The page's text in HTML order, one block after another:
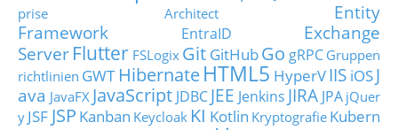
prise Architect
Entity
Framework
EntraID
Exchange
Server Flutter FSLogix Git GitHubGo gRPC Gruppen
richtlinien GWT HibernateHTML5 HyperVIIS iOSJ
ava JavaFX JavaScript JDBC JEE Jenkins JIRA JPA jQuer
y JSF JSP Kanban Keycloak KI Kotlin Kryptografie Kubern